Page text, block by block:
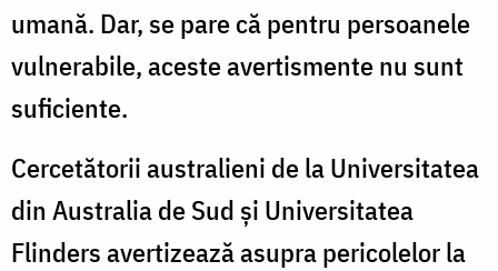
umană. Dar, se pare că pentru persoanele
vulnerabile, aceste avertismente nu sunt
suficiente.
Cercetătorii australieni de la Universitatea
din Australia de Sud și Universitatea
Flinders avertizează asupra pericolelor la